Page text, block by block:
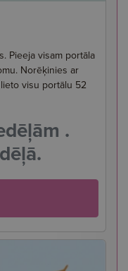
Pieeja visam portāla
Norēķinies ar
visu portālu 52
.